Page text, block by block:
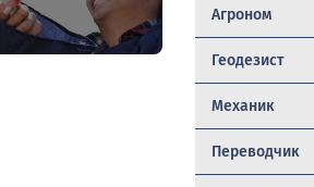
Агроном
Геодезист
Механик
Переводчик